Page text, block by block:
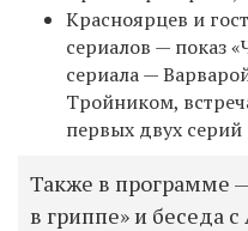
Красноярцев и
сериалов — показ
сериала —
Тройником,
первых двух
Также в программе
в гриппе» и беседа